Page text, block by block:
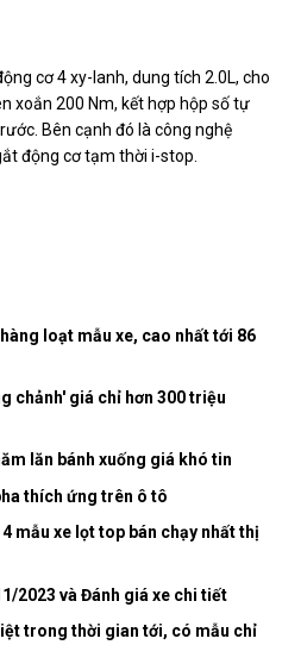
cơ 4 xy-lanh, dung tích 2.0L, cho
xoắn 200 Nm, kết hợp hộp số tự
Bên cạnh đó là công nghệ
động cơ tạm thời i-stop.
loạt mẫu xe, cao nhất tới 86
chảnh' giá chỉ hơn 300 triệu
lăn bánh xuống giá khó tin
thích ứng trên ô tô
mẫu xe lọt top bán chạy nhất thị
2023 và Đánh giá xe chi tiết
trong thời gian tới, có mẫu chỉ